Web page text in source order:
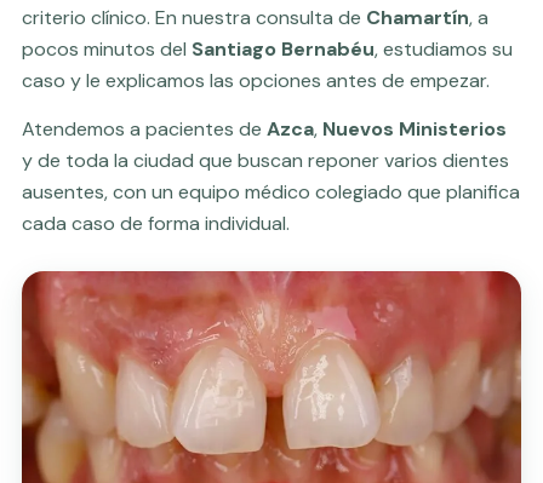
criterio clínico. En nuestra consulta de Chamartín, a
pocos minutos del Santiago Bernabéu, estudiamos su
caso y le explicamos las opciones antes de empezar.
Atendemos a pacientes de Azca, Nuevos Ministerios
y de toda la ciudad que buscan reponer varios dientes
ausentes, con un equipo médico colegiado que planifica
cada caso de forma individual.